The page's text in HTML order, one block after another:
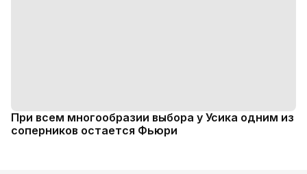
При всем многообразии выбора у Усика одним из
соперников остается Фьюри